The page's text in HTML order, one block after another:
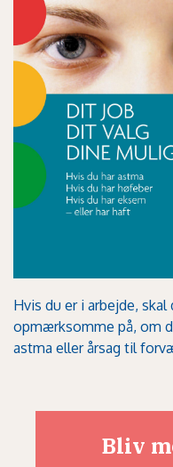
Hvis du er i arbejde,
opmærksomme på, om
astma eller årsag til
Bliv